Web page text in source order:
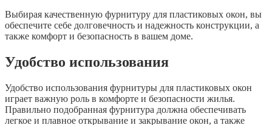
Выбирая качественную фурнитуру для пластиковых окон, вы
обеспечите себе долговечность и надежность конструкции, а
также комфорт и безопасность в вашем доме.
Удобство использования
Удобство использования фурнитуры для пластиковых окон
играет важную роль в комфорте и безопасности жилья.
Правильно подобранная фурнитура должна обеспечивать
легкое и плавное открывание и закрывание окон, а также